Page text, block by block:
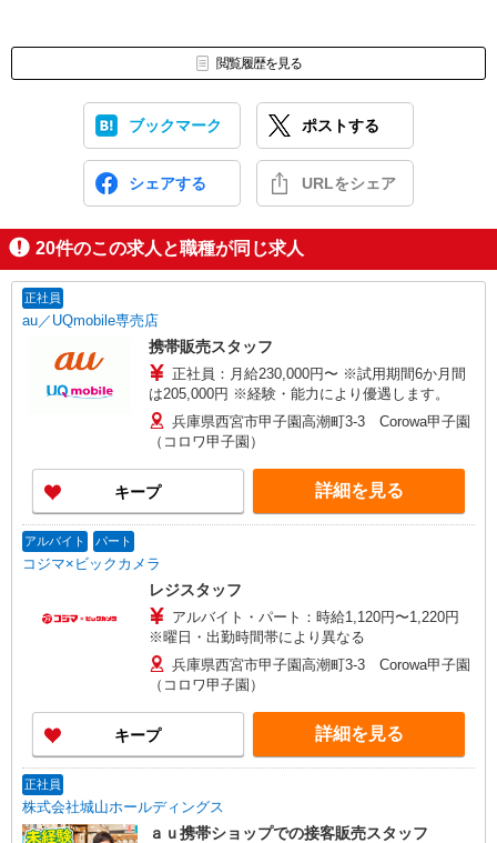
閲覧履歴を見る
ブックマーク ポストする
シェアする URLをシェア
20件のこの求人と職種が同じ求人
正社員
au／UQmobile専売店
携帯販売スタッフ
正社員：月給230,000円〜 ※試用期間6か月間
は205,000円 ※経験・能力により優遇します。
兵庫県西宮市甲子園高潮町3-3 Corowa甲子園
（コロワ甲子園）
キープ 詳細を見る
アルバイト パート
コジマ×ビックカメラ
レジスタッフ
アルバイト・パート：時給1,120円〜1,220円
※曜日・出勤時間帯により異なる
兵庫県西宮市甲子園高潮町3-3 Corowa甲子園
（コロワ甲子園）
キープ 詳細を見る
正社員
株式会社城山ホールディングス
ａｕ携帯ショップでの接客販売スタッフ